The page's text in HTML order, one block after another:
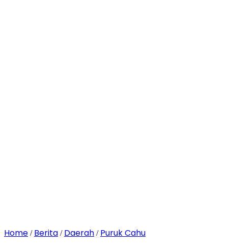
Home / Berita / Daerah / Puruk Cahu